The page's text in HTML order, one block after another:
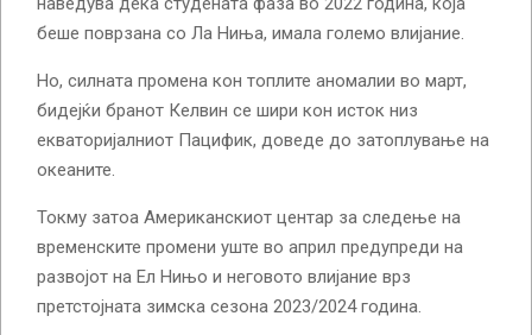
беше поврзана со Ла Ниња, имала големо влијание.
Но, силната промена кон топлите аномалии во март,
бидејќи бранот Келвин се шири кон исток низ
екваторијалниот Пацифик, доведе до затоплување на
океаните.
Токму затоа Американскиот центар за следење на
временските промени уште во април предупреди на
развојот на Ел Нињо и неговото влијание врз
претстојната зимска сезона 2023/2024 година.